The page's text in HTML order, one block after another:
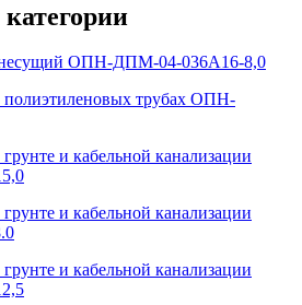
ОПН-ДПМ-04-036А16-8,0
полиэтиленовых трубах ОПН-
и кабельной канализации
и кабельной канализации
и кабельной канализации